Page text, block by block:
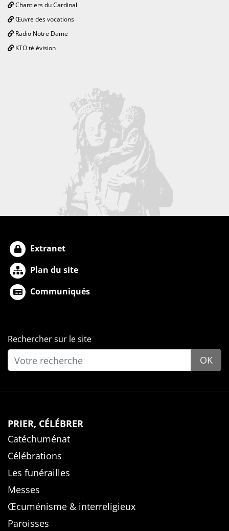
Chantiers du Cardinal
Œuvre des vocations
Radio Notre Dame
KTO télévision
Extranet
Plan du site
Communiqués
Rechercher sur le site
OK
PRIER, CÉLÉBRER
Catéchuménat
Célébrations
Les funérailles
Messes
Œcuménisme & interreligieux
Paroisses